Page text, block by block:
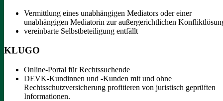
Vermittlung eines unabhängigen Mediators oder einer
unabhängigen Mediatorin zur außergerichtlichen
vereinbarte Selbstbeteiligung entfällt
KLUGO
Online-Portal für Rechtssuchende
DEVK-Kundinnen und -Kunden mit und ohne
Rechtsschutzversicherung profitieren von juristisch geprüften
Informationen.